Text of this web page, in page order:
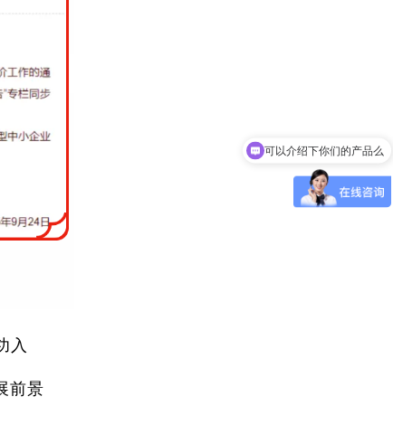
入
前景
可以介绍下你们的产品么